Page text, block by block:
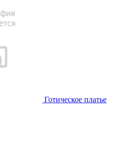
Готическое платье